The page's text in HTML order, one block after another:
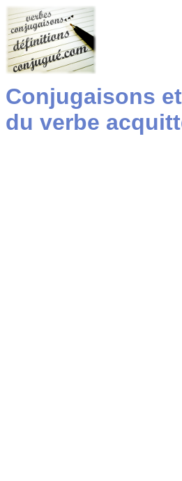
Conjugaisons
du verbe